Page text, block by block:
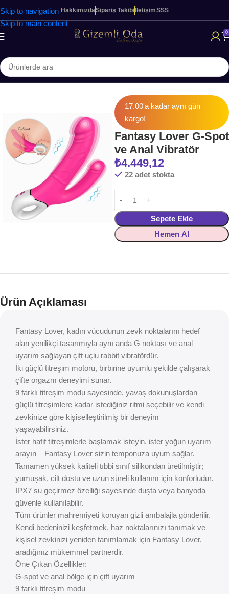
Skip to navigation
Skip to main content
HakkımızdaSipariş Takibi İletişimSSS
0
Ana Sayfa KADINLARA ÖZEL ÜRÜNLER Modern Vibratörler
17.00'a kadar aynı gün
kargo!
Fantasy Lover G-Spot
ve Anal Vibratör
₺4.449,12
22 adet stokta
Sepete Ekle
Hemen Al
Ürün Açıklaması
Fantasy Lover, kadın vücudunun zevk noktalarını hedef
alan yenilikçi tasarımıyla aynı anda G noktası ve anal
uyarım sağlayan çift uçlu rabbit vibratördür.
İki güçlü titreşim motoru, birbirine uyumlu şekilde çalışarak
çifte orgazm deneyimi sunar.
9 farklı titreşim modu sayesinde, yavaş dokunuşlardan
güçlü titreşimlere kadar istediğiniz ritmi seçebilir ve kendi
zevkinize göre kişiselleştirilmiş bir deneyim
yaşayabilirsiniz.
İster hafif titreşimlerle başlamak isteyin, ister yoğun uyarım
arayın – Fantasy Lover sizin temponuza uyum sağlar.
Tamamen yüksek kaliteli tıbbi sınıf silikondan üretilmiştir;
yumuşak, cilt dostu ve uzun süreli kullanım için konforludur.
IPX7 su geçirmez özelliği sayesinde duşta veya banyoda
güvenle kullanılabilir.
Tüm ürünler mahremiyeti koruyan gizli ambalajla gönderilir.
Kendi bedeninizi keşfetmek, haz noktalarınızı tanımak ve
kişisel zevkinizi yeniden tanımlamak için Fantasy Lover,
aradığınız mükemmel partnerdir.
Öne Çıkan Özellikler:
G-spot ve anal bölge için çift uyarım
9 farklı titreşim modu